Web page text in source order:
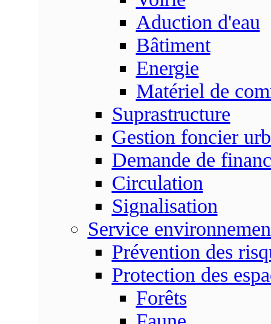
Aduction d'eau
Bâtiment
Energie
Matériel de
Suprastructure
Gestion foncier
Demande de
Circulation
Signalisation
Service
Prévention des
Protection des
Forêts